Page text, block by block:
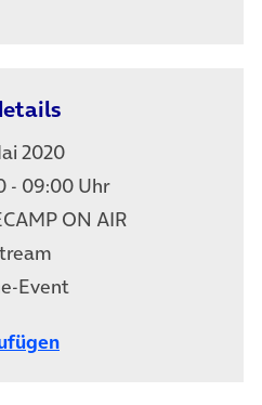
2020
08:00 - 09:00 Uhr
ON AIR
Event